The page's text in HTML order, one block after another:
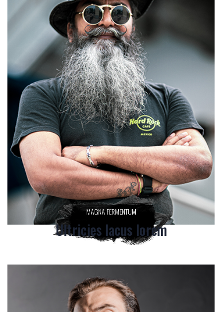
MAGNA FERMENTUM
Ultricies lacus lorem